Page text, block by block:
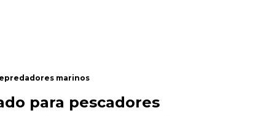
marinos
para pescadores